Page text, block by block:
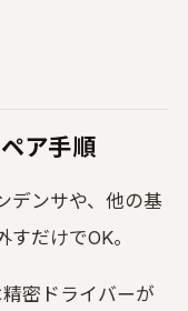
ア手順
デンサや、他の基
だけでOK。
密ドライバーが